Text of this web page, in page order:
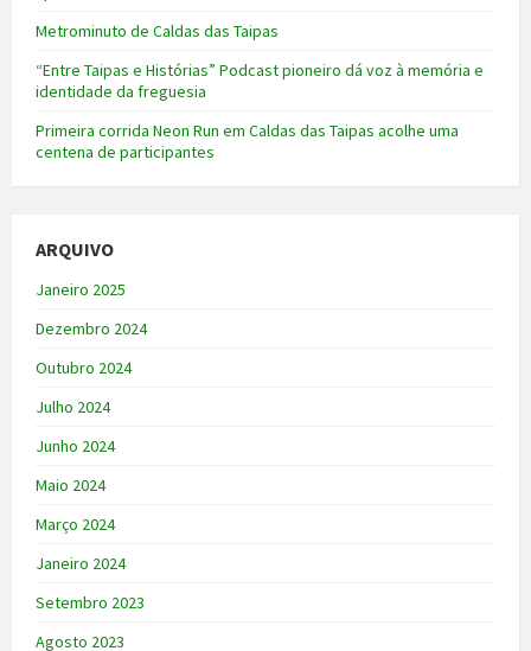
Metrominuto de Caldas das Taipas
“Entre Taipas e Histórias” Podcast pioneiro dá voz à memória e
identidade da freguesia
Primeira corrida Neon Run em Caldas das Taipas acolhe uma
centena de participantes
ARQUIVO
Janeiro 2025
Dezembro 2024
Outubro 2024
Julho 2024
Junho 2024
Maio 2024
Março 2024
Janeiro 2024
Setembro 2023
Agosto 2023